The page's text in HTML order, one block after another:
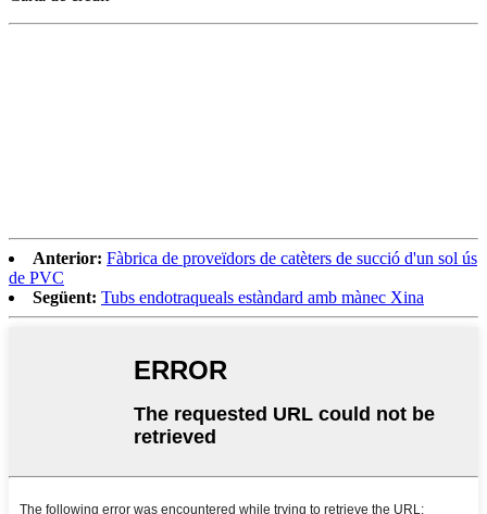
Anterior: Fàbrica de proveïdors de catèters de succió d'un sol ús
de PVC
Següent: Tubs endotraqueals estàndard amb mànec Xina